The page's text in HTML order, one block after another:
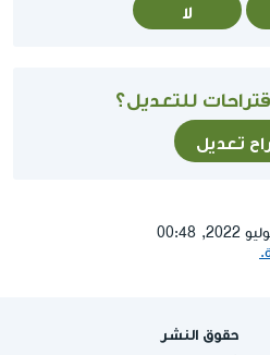
لا
للتعديل؟
تعديل
حقوق النشر